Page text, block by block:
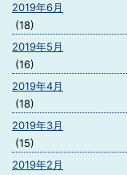
2019年6月
(18)
2019年5月
(16)
2019年4月
(18)
2019年3月
(15)
2019年2月